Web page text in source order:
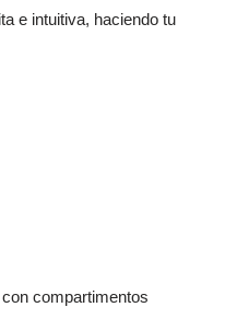
e intuitiva, haciendo tu
compartimentos